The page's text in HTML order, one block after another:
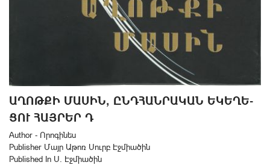
Ա­ՂՈԹ­ՔԻ ՄԱ­ՍԻՆ, ԸՆԴ­ՀԱՆ­ՐԱ­ԿԱՆ Ե­ԿԵ­ՂԵ­
ՑՈՒ ՀԱՅ­ՐԵՐ Դ
Author - Ո­րո­գի­նես
Publisher Մայր Աթոռ Սուրբ Էջմիածին
Published In Ս. Էջմիածին